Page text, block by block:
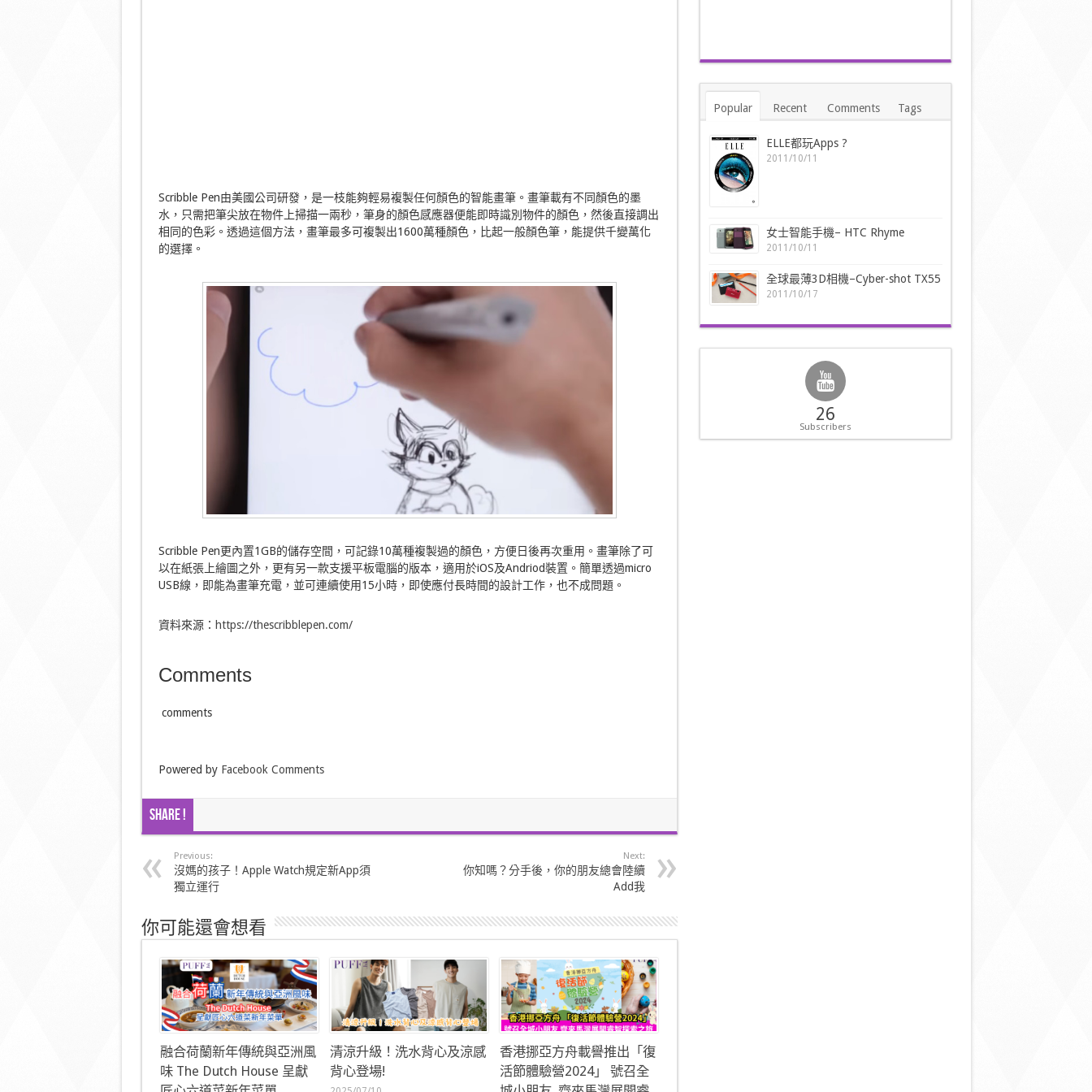
Scribble Pen由美國公司研發，是一枝能夠輕易複製任何顏色的智能畫筆。畫筆載有不同顏色的墨
水，只需把筆尖放在物件上掃描一兩秒，筆身的顏色感應器便能即時識別物件的顏色，然後直接調出
相同的色彩。透過這個方法，畫筆最多可複製出1600萬種顏色，比起一般顏色筆，能提供千變萬化
的選擇。
Scribble Pen更內置1GB的儲存空間，可記錄10萬種複製過的顏色，方便日後再次重用。畫筆除了可
以在紙張上繪圖之外，更有另一款支援平板電腦的版本，適用於iOS及Andriod裝置。簡單透過micro
USB線，即能為畫筆充電，並可連續使用15小時，即使應付長時間的設計工作，也不成問題。
資料來源： https://thescribblepen.com/
Comments
comments
Powered by Facebook Comments
Share !
Previous:
沒媽的孩子！Apple Watch規定新App須
獨立運行
Next:
你知嗎？分手後，你的朋友總會陸續
Add我
你可能還會想看
融合荷蘭新年傳統與亞洲風
味 The Dutch House 呈獻
清涼升級！洗水背心及涼感
背心登場!
香港挪亞方舟載譽推出「復
活節體驗營2024」 號召全
Popular Recent Comments Tags
ELLE都玩Apps ?
2011/10/11
女士智能手機– HTC Rhyme
2011/10/11
全球最薄3D相機–Cyber-shot TX55
2011/10/17
26
Subscribers